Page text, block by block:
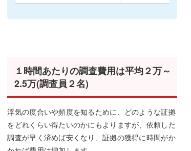
１時間あたりの調査費用は平均２万～
2.5万(調査員２名)
浮気の度合いや頻度を知るために、どのような証拠
をどれくらい得たいのかにもよりますが、依頼した
調査が早く済めば安くなり、証拠の獲得に時間がか